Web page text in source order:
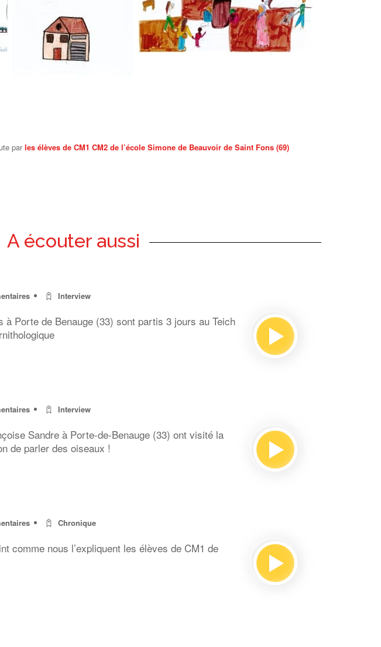
parles élèves de CM1 CM2 de l’école Simone de Beauvoir de Saint Fons (69)
A écouter aussi
Interview
à Porte de Benauge (33) sont partis 3 jours au Teich
Interview
Sandre à Porte-de-Benauge (33) ont visité la
de parler des oiseaux !
Chronique
comme nous l’expliquent les élèves de CM1 de